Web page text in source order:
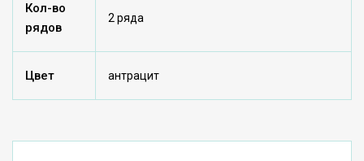
Кол-во
рядов
2 ряда
Цвет антрацит